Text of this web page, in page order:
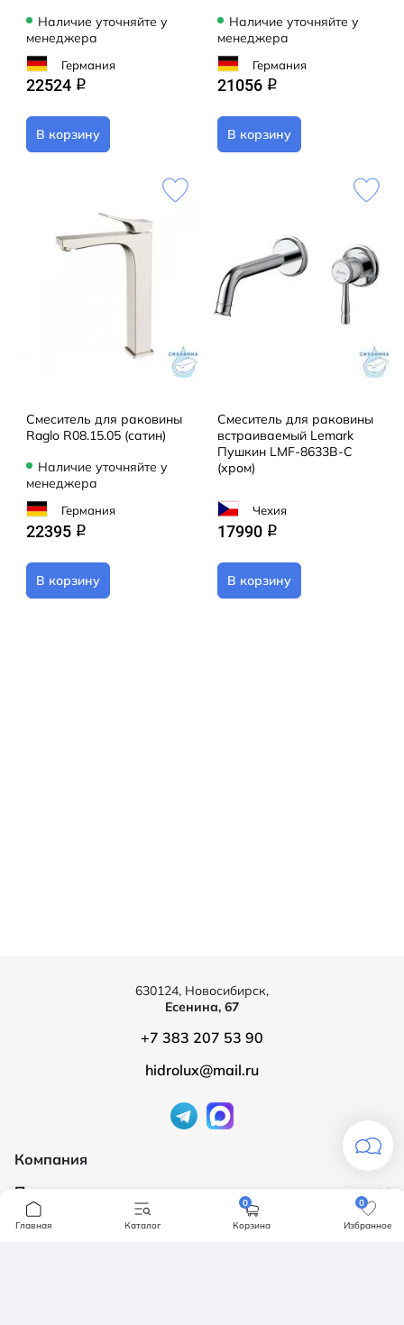
Наличие уточняйте у
менеджера
Германия
22524 q
В корзину
Наличие уточняйте у
менеджера
Германия
21056 q
В корзину
Смеситель для раковины
Raglo R08.15.05 (сатин)
Наличие уточняйте у
менеджера
Германия
22395 q
В корзину
Смеситель для раковины
встраиваемый Lemark
Пушкин LMF-8633B-C
(хром)
Чехия
17990 q
В корзину
Компания
О компании
Бренды
Продукция
Ванны
630124, Новосибирск,
Есенина, 67
+7 383 207 53 90
hidrolux@mail.ru
Главная Каталог
0
Корзина
0
Избранное